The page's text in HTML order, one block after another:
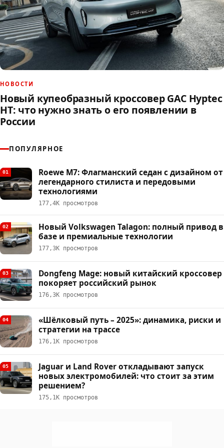
НОВОСТИ
Новый купеобразный кроссовер GAC Hyptec
HT: что нужно знать о его появлении в
России
ПОПУЛЯРНОЕ
01
Roewe M7: Флагманский седан с дизайном от
легендарного стилиста и передовыми
технологиями
177,4К просмотров
02
Новый Volkswagen Talagon: полный привод в
базе и премиальные технологии
177,3К просмотров
03
Dongfeng Mage: новый китайский кроссовер
покоряет российский рынок
176,3К просмотров
04
«Шёлковый путь – 2025»: динамика, риски и
стратегии на трассе
176,1К просмотров
05
Jaguar и Land Rover откладывают запуск
новых электромобилей: что стоит за этим
решением?
175,1К просмотров